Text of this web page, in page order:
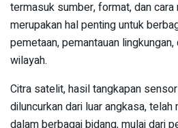
termasuk sumber, format, dan
merupakan hal penting untuk
pemetaan, pemantauan
wilayah.
Citra satelit, hasil tangkapan
diluncurkan dari luar angkasa,